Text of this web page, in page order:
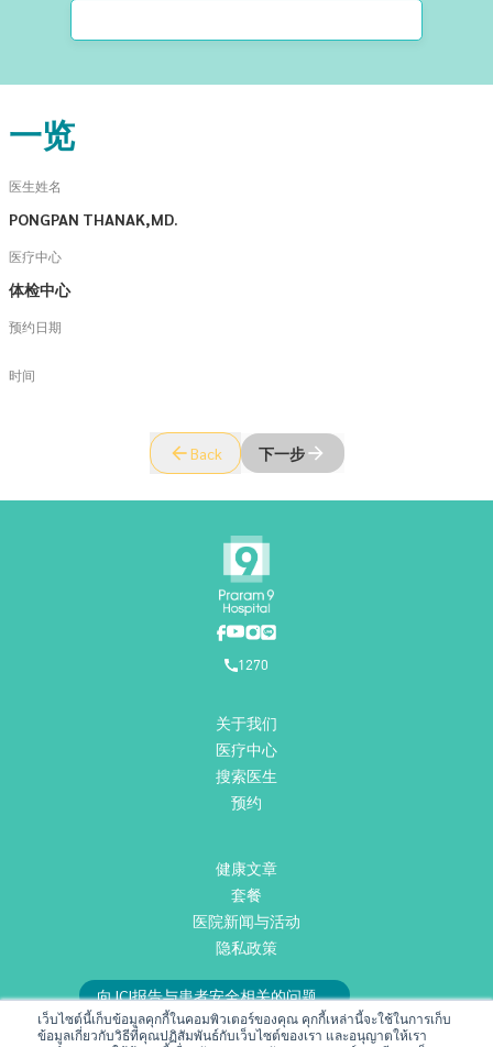
เว็บไซต์นี้เก็บข้อมูลคุกกี้ในคอมพิวเตอร์ของคุณ คุกกี้เหล่านี้จะใช้ในการเก็บ
ข้อมูลเกี่ยวกับวิธีที่คุณปฏิสัมพันธ์กับเว็บไซต์ของเรา และอนุญาตให้เรา
一览
医生姓名
PONGPAN THANAK,MD.
医疗中心
体检中心
预约日期
时间
Back 下一步
1270
关于我们
医疗中心
搜索医生
预约
健康文章
套餐
医院新闻与活动
隐私政策
向JCI报告与患者安全相关的问题。
或发送邮件至RMD@praram9.com与我们联系。